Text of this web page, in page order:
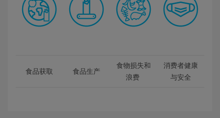
食品获取 食品生产
食物损失和
浪费
消费者健康
与安全